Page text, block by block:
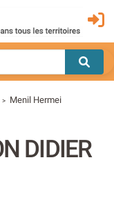
> Menil Hermei
DIDIER